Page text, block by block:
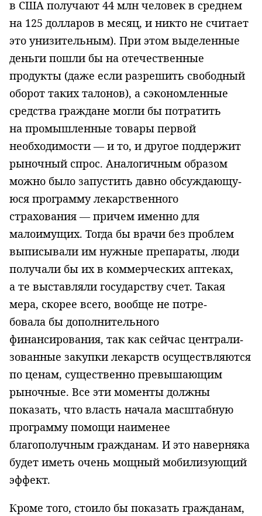
в США получают 44 млн человек в среднем
на 125 долларов в месяц, и никто не считает
это унизительным). При этом выделенные
деньги пошли бы на отечественные
продукты (даже если разрешить свободный
оборот та­ких талонов), а сэкономленные
средства граждане могли бы потратить
на промышленные товары первой
необходимости — и то, и другое поддержит
рыночный спрос. Аналогичным образом
можно было запустить давно обсуждающу­
юся программу лекарственного
страхования — причем именно для
малоимущих. Тогда бы врачи без проблем
выписы­вали им нужные препараты, люди
получали бы их в коммерческих аптеках,
а те выставляли государству счет. Такая
мера, скорее всего, вообще не потре­
бовала бы дополнительного
финансирования, так как сейчас централи­
зованные закупки лекарств осуществляются
по ценам, существенно превышающим
рыночные. Все эти моменты должны
показать, что власть начала масштабную
программу помощи наименее
благополучным гражданам. И это наверняка
бу­дет иметь очень мощный мобилизующий
эффект.
Кроме того, стоило бы показать гражданам,